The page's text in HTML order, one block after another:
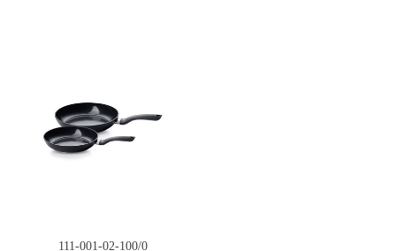
111-001-02-100/0